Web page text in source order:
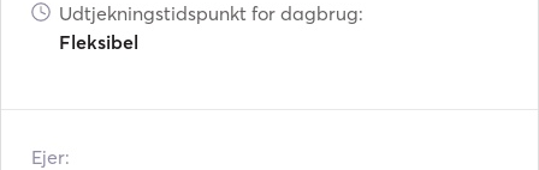
Udtjekningstidspunkt for dagbrug:
Fleksibel
Ejer: